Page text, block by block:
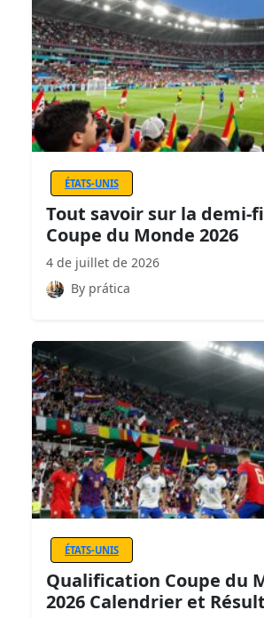
ÉTATS-UNIS
Tout savoir sur la demi-
Coupe du Monde 2026
4 de juillet de 2026
By prática
ÉTATS-UNIS
Qualification Coupe du
2026 Calendrier et